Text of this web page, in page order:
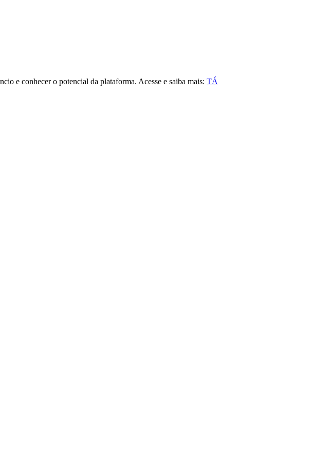
e conhecer o potencial da plataforma. Acesse e saiba mais: TÁ